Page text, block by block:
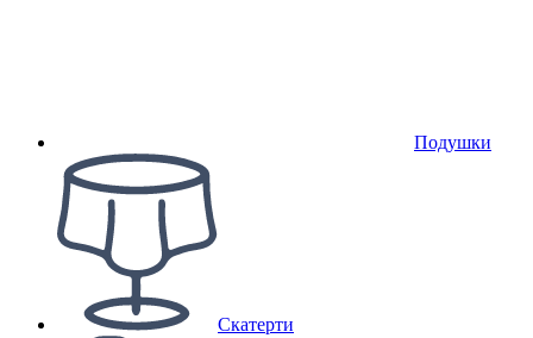
Подушки
Скатерти